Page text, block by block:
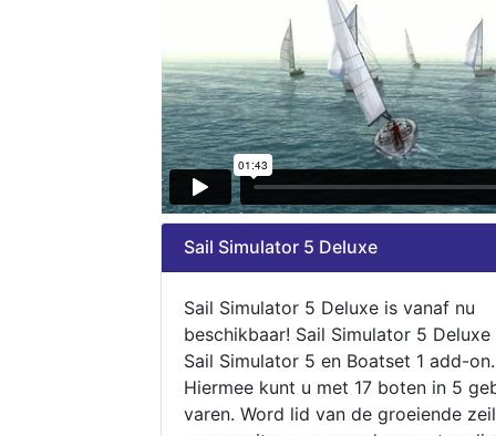
Sail Simulator 5 Deluxe
Sail Simulator 5 Deluxe is vanaf nu
beschikbaar! Sail Simulator 5
Sail Simulator 5 en Boatset 1 add-on.
Hiermee kunt u met 17 boten in 5
varen. Word lid van de groeiende zeil